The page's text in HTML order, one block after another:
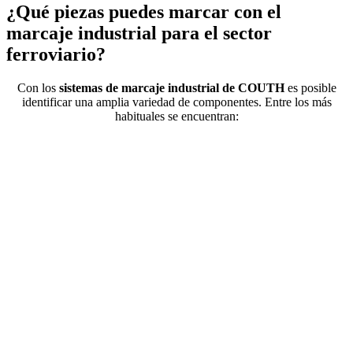
¿Qué piezas puedes marcar con el
marcaje industrial para el sector
ferroviario?
​​Con lossistemas de marcaje industrial de COUTHes posible
identificar una amplia variedad de componentes. Entre los más
habituales se encuentran: